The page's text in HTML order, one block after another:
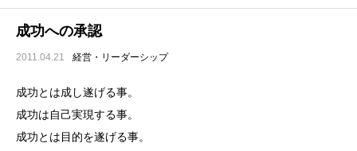
成功への承認
2011.04.21 経営・リーダーシップ
成功とは成し遂げる事。
成功は自己実現する事。
成功とは目的を遂げる事。